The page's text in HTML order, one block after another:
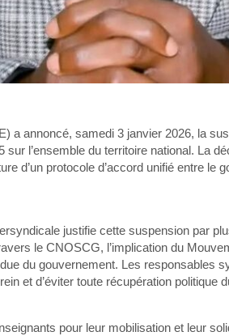
a annoncé, samedi 3 janvier 2026, la
l’ensemble du territoire national. La
d’un protocole d’accord unifié entre le
justifie cette suspension par
le CNOSCG, l’implication du
du gouvernement. Les responsables
et d’éviter toute récupération politique
pour leur mobilisation et leur